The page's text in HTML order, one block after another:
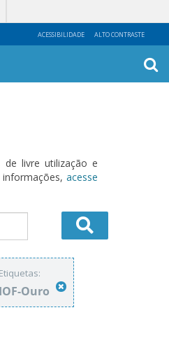
ACESSIBILIDADE ALTO CONTRASTE
de livre utilização e
acesse
Etiquetas:
IOF-Ouro